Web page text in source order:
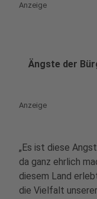
Anzeige
Ängste der
Anzeige
„Es ist diese
da ganz ehrlich
diesem Land
die Vielfalt